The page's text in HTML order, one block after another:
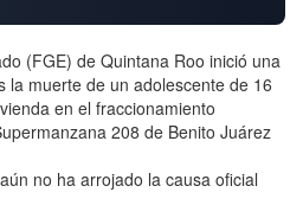
(FGE) de Quintana Roo inició una
la muerte de un adolescente de 16
en el fraccionamiento
208 de Benito Juárez
no ha arrojado la causa oficial